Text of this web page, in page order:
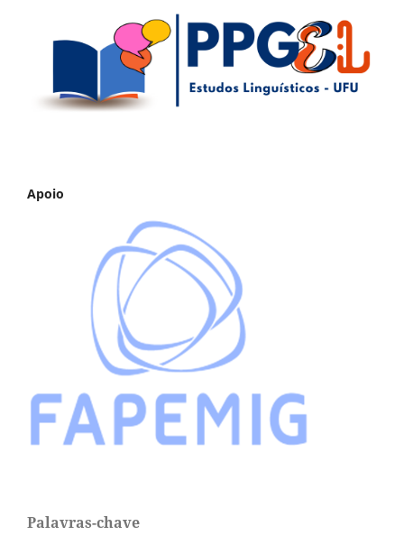
Apoio
Palavras-chave